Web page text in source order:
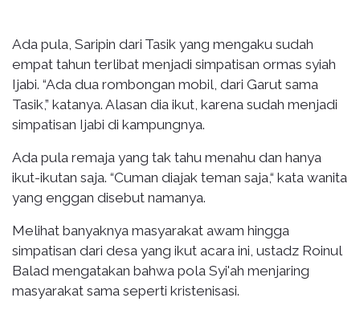
Ada pula, Saripin dari Tasik yang mengaku sudah
empat tahun terlibat menjadi simpatisan ormas syiah
Ijabi. “Ada dua rombongan mobil, dari Garut sama
Tasik,” katanya. Alasan dia ikut, karena sudah menjadi
simpatisan Ijabi di kampungnya.
Ada pula remaja yang tak tahu menahu dan hanya
ikut-ikutan saja. “Cuman diajak teman saja,“ kata wanita
yang enggan disebut namanya.
Melihat banyaknya masyarakat awam hingga
simpatisan dari desa yang ikut acara ini, ustadz Roinul
Balad mengatakan bahwa pola Syi'ah menjaring
masyarakat sama seperti kristenisasi.